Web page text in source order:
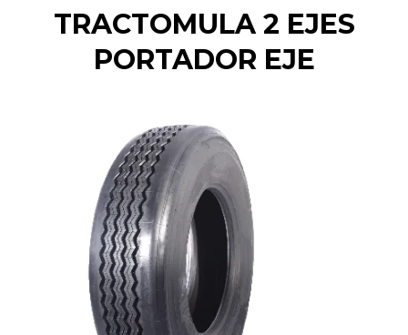
TRACTOMULA 2 EJES
PORTADOR EJE